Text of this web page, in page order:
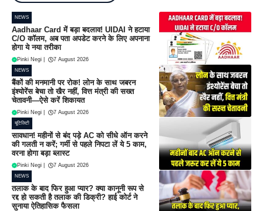
NEWS
Aadhaar Card में बड़ा बदलाव! UIDAI ने हटाया
C/O कॉलम, अब पता अपडेट करने के लिए अपनाना
होगा ये नया तरीका
Pinki Negi 7 August 2026
NEWS
बैंकों की मनमानी पर रोक! लोन के साथ जबरन
इंश्योरेंस बेचा तो खैर नहीं, वित्त मंत्री की सख्त
चेतावनी—ऐसे करें शिकायत
Pinki Negi 7 August 2026
यूटिलिटी
सावधान! महीनों से बंद पड़े AC को सीधे ऑन करने
की गलती न करें; गर्मी से पहले निपटा लें ये 5 काम,
वरना होगा बड़ा ब्लास्ट
Pinki Negi 7 August 2026
NEWS
तलाक के बाद फिर हुआ प्यार? क्या कानूनी रूप से
रद्द हो सकती है तलाक की डिक्री? हाई कोर्ट ने
सुनाया ऐतिहासिक फैसला